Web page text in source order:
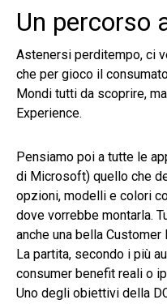
Un percorso
Astenersi perditempo, ci
che per gioco il
Mondi tutti da scoprire,
Experience.
Pensiamo poi a tutte le
di Microsoft) quello che
opzioni, modelli e colori
dove vorrebbe montarla.
anche una bella Customer
La partita, secondo i più
consumer benefit reali o
Uno degli obiettivi della